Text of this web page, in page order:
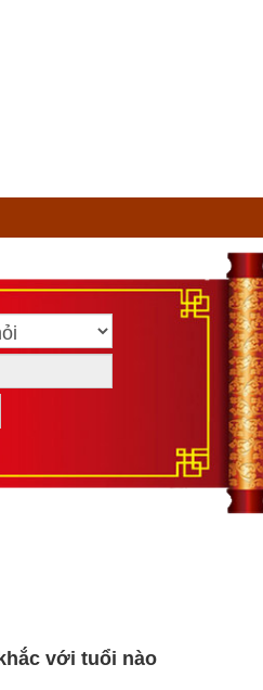
với tuổi nào